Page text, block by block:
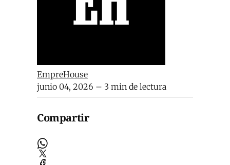
EmpreHouse
junio 04, 2026 – 3 min de lectura
Compartir